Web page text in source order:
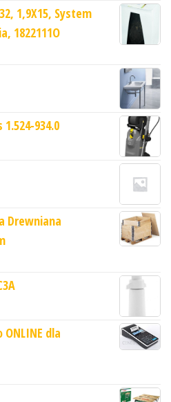
1,9X15, System
1822111O
934.0
Drewniana
dla